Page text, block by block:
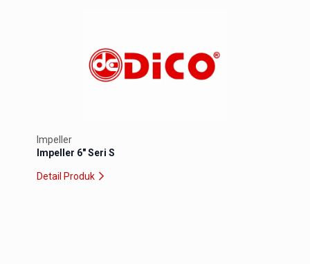
Impeller
Impeller 6″ Seri S
Detail Produk